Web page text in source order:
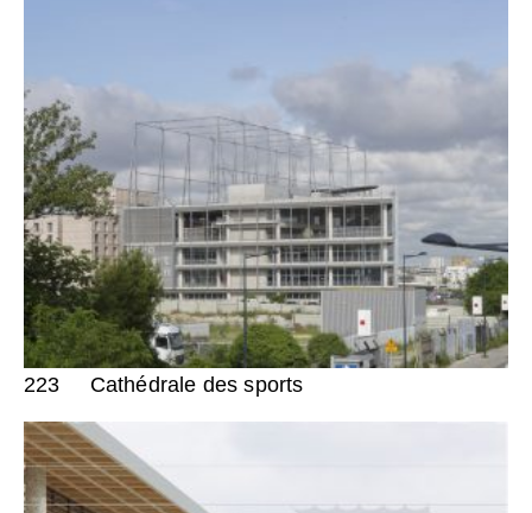
223 Cathédrale des sports